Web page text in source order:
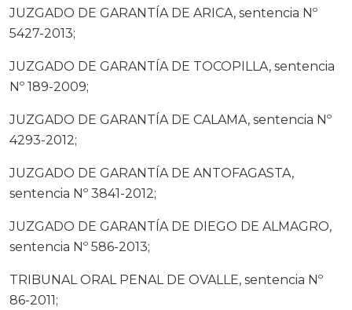
JUZGADO DE GARANTÍA DE ARICA, sentencia Nº
5427-2013;
JUZGADO DE GARANTÍA DE TOCOPILLA, sentencia
Nº 189-2009;
JUZGADO DE GARANTÍA DE CALAMA, sentencia Nº
4293-2012;
JUZGADO DE GARANTÍA DE ANTOFAGASTA,
sentencia Nº 3841-2012;
JUZGADO DE GARANTÍA DE DIEGO DE ALMAGRO,
sentencia Nº 586-2013;
TRIBUNAL ORAL PENAL DE OVALLE, sentencia Nº
86-2011;